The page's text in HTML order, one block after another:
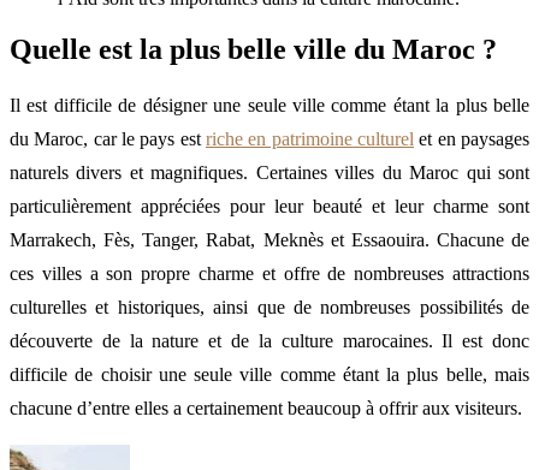
Quelle est la plus belle ville du Maroc ?
Il est difficile de désigner une seule ville comme étant la plus belle
du Maroc, car le pays estriche en patrimoine culturel et en paysages
naturels divers et magnifiques. Certaines villes du Maroc qui sont
particulièrement appréciées pour leur beauté et leur charme sont
Marrakech, Fès, Tanger, Rabat, Meknès et Essaouira. Chacune de
ces villes a son propre charme et offre de nombreuses attractions
culturelles et historiques, ainsi que de nombreuses possibilités de
découverte de la nature et de la culture marocaines. Il est donc
difficile de choisir une seule ville comme étant la plus belle, mais
chacune d’entre elles a certainement beaucoup à offrir aux visiteurs.